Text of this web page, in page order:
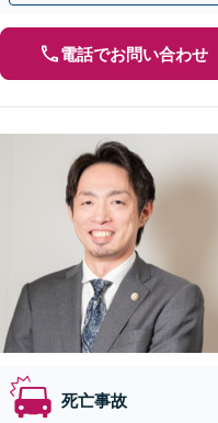
電話でお問い合わせ
死亡事故